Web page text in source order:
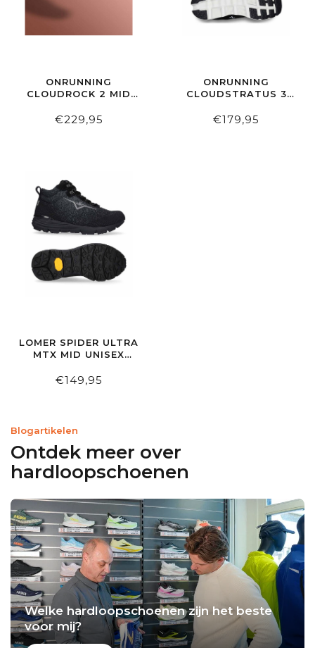
ONRUNNING
CLOUDROCK 2 MID
AUBURN
€229,95
ONRUNNING
CLOUDSTRATUS 3
FROST
€179,95
LOMER SPIDER ULTRA
MTX MID UNISEX
€149,95
Blogartikelen
Ontdek meer over
hardloopschoenen
Welke hardloopschoenen zijn het beste
voor mij?